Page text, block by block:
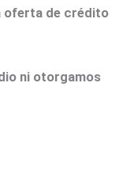
oferta de crédito
ni otorgamos